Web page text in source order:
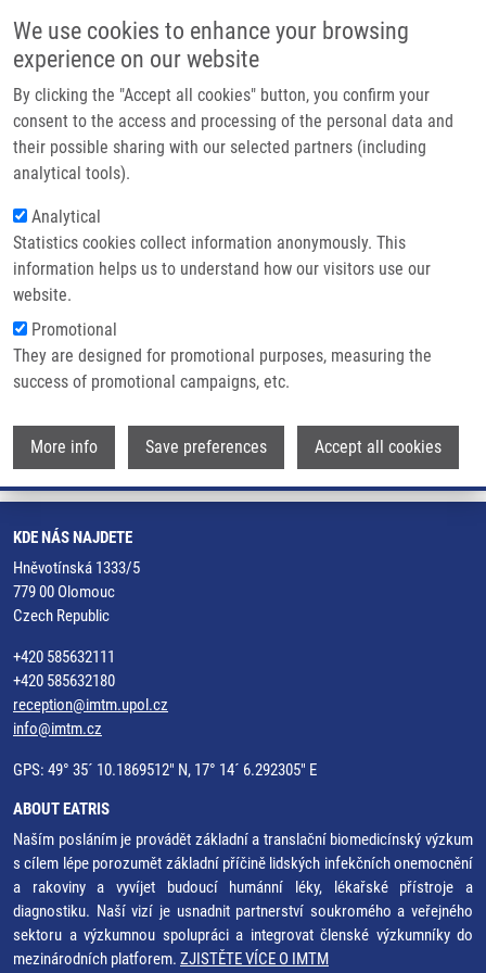
We use cookies to enhance your browsing
experience on our website
By clicking the "Accept all cookies" button, you confirm your
consent to the access and processing of the personal data and
their possible sharing with our selected partners (including
analytical tools).
Analytical
Statistics cookies collect information anonymously. This
information helps us to understand how our visitors use our
website.
Promotional
They are designed for promotional purposes, measuring the
success of promotional campaigns, etc.
More info Save preferences Accept all cookies
Main
Domů
Partner institutions
Technologie a služby
Kontakt
Drobečková navigace
Domů Novel Ratiometric Xanthene-based Probes For Protease Detection
Novel ratiometric xanthene-based
probes for protease detection
for protease detection. Dyes and Pigments.
2017, 143, 232-238, ISSN: 0143-7208,
KDE NÁS NAJDETE
Hněvotínská 1333/5
779 00 Olomouc
Czech Republic
+420 585632111
+420 585632180
reception@imtm.upol.cz
info@imtm.cz
GPS: 49° 35´ 10.1869512" N, 17° 14´ 6.292305" E
ABOUT EATRIS
Naším posláním je provádět základní a translační biomedicínský výzkum
s cílem lépe porozumět základní příčině lidských infekčních onemocnění
a rakoviny a vyvíjet budoucí humánní léky, lékařské přístroje a
diagnostiku. Naší vizí je usnadnit partnerství soukromého a veřejného
sektoru a výzkumnou spolupráci a integrovat členské výzkumníky do
mezinárodních platforem. ZJISTĚTE VÍCE O IMTM